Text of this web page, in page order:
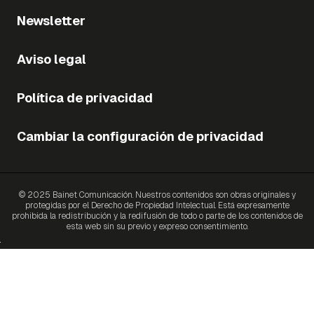
Newsletter
Aviso legal
Política de privacidad
Cambiar la configuración de privacidad
© 2025 Bainet Comunicación. Nuestros contenidos son obras originales y
protegidas por el Derecho de Propiedad Intelectual. Está expresamente
prohibida la redistribución y la redifusión de todo o parte de los contenidos de
esta web sin su previo y expreso consentimiento.